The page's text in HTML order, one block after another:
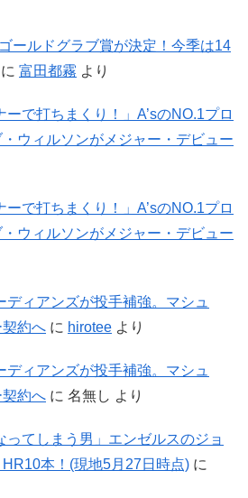
ールドグラブ賞が決定！今季は14
に 富田都霧 より
ーで打ちまくり！」A’sのNO.1プロ
ウィルソンがメジャー・デビュー
ーで打ちまくり！」A’sのNO.1プロ
ウィルソンがメジャー・デビュー
ディアンズが投手補強。マシュ
約へ に hirotee より
ディアンズが投手補強。マシュ
約へ に 名無し より
ってしまう男」エンゼルスのジョ
本！(現地5月27日時点) に